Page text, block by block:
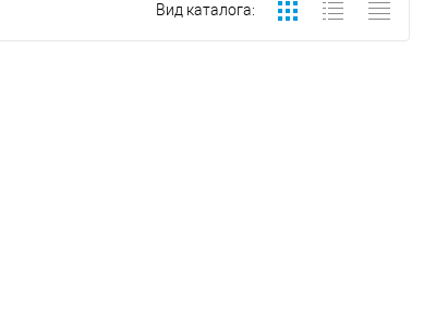
Вид каталога: